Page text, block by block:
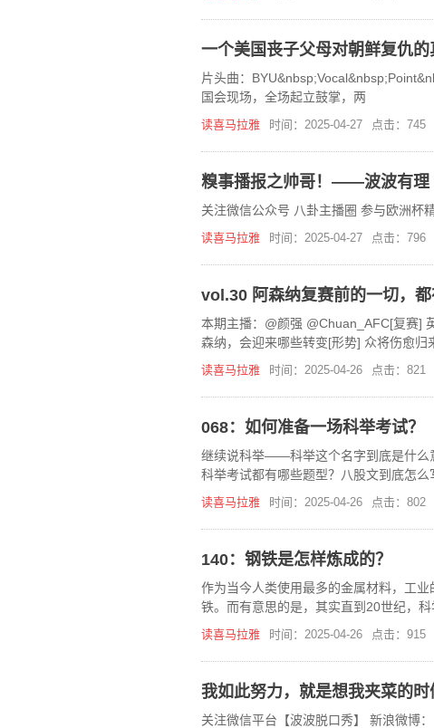
一个美国丧子父母对朝鲜复仇的
片头曲：
国会现场，全场起立鼓掌，两
读喜马拉雅 时间：2025-04-27 点击：745
糗事播报之帅哥！——波波有理
关注微信公众号 八卦主播圈 参与欧洲杯
读喜马拉雅 时间：2025-04-27 点击：796
vol.30 阿森纳复赛前的一切，都
本期主播：@颜强 @Chuan_AFC[复赛]
森纳，会迎来哪些转变[形势] 众将伤愈归
些潜在的
读喜马拉雅 时间：2025-04-26 点击：821
068：如何准备一场科举考试？
继续说科举——科举这个名字到底是什么
科举考试都有哪些题型？八股文到底怎
科目？报名表怎么填？考场是怎样的？科
读喜马拉雅 时间：2025-04-26 点击：802
140：钢铁是怎样炼成的？
作为当今人类使用最多的金属材料，工
铁。而有意思的是，其实直到20世纪，
怎样炼成的！”
读喜马拉雅 时间：2025-04-26 点击：915
我如此努力，就是想我夹菜的时
关注微信平台【波波脱口秀】 新浪微博